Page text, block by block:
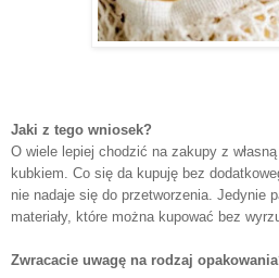
Jaki z tego wniosek?
O wiele lepiej chodzić na zakupy z
kubkiem. Co się da kupuję bez
nie nadaje się do przetworzenia. Jedynie
materiały, które można kupować bez
Zwracacie uwagę na rodzaj